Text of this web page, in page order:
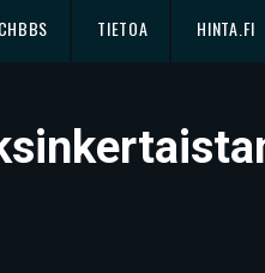
TIETOA HINTA.FI